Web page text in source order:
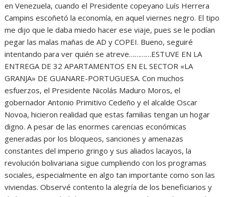
en Venezuela, cuando el Presidente copeyano Luís Herrera
Campins escoñetó la economía, en aquel viernes negro. El tipo
me dijo que le daba miedo hacer ese viaje, pues se le podían
pegar las malas mañas de AD y COPEI. Bueno, seguiré
intentando para ver quién se atreve…………ESTUVE EN LA
ENTREGA DE 32 APARTAMENTOS EN EL SECTOR «LA
GRANJA» DE GUANARE-PORTUGUESA. Con muchos
esfuerzos, el Presidente Nicolás Maduro Moros, el
gobernador Antonio Primitivo Cedeño y el alcalde Oscar
Novoa, hicieron realidad que estas familias tengan un hogar
digno. A pesar de las enormes carencias económicas
generadas por los bloqueos, sanciones y amenazas
constantes del imperio gringo y sus aliados lacayos, la
revolución bolivariana sigue cumpliendo con los programas
sociales, especialmente en algo tan importante como son las
viviendas. Observé contento la alegría de los beneficiarios y